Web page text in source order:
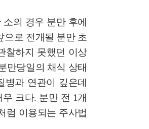
의 경우 분만 후에
으로 전개될 분만 초
찰하지 못했던 이상
만당일의 채식 상태
과 연관이 깊은데
크다. 분만 전 1개
럼 이용되는 주사법